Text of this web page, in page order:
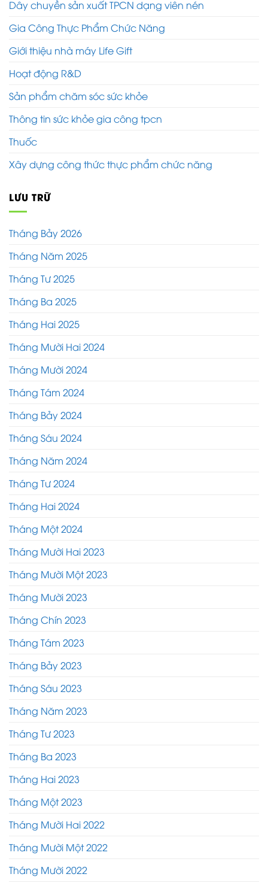
Dây chuyền sản xuất TPCN dạng viên nén
Gia Công Thực Phẩm Chức Năng
Giới thiệu nhà máy Life Gift
Hoạt động R&D
Sản phẩm chăm sóc sức khỏe
Thông tin sức khỏe gia công tpcn
Thuốc
Xây dựng công thức thực phẩm chức năng
LƯU TRỮ
Tháng Bảy 2026
Tháng Năm 2025
Tháng Tư 2025
Tháng Ba 2025
Tháng Hai 2025
Tháng Mười Hai 2024
Tháng Mười 2024
Tháng Tám 2024
Tháng Bảy 2024
Tháng Sáu 2024
Tháng Năm 2024
Tháng Tư 2024
Tháng Hai 2024
Tháng Một 2024
Tháng Mười Hai 2023
Tháng Mười Một 2023
Tháng Mười 2023
Tháng Chín 2023
Tháng Tám 2023
Tháng Bảy 2023
Tháng Sáu 2023
Tháng Năm 2023
Tháng Tư 2023
Tháng Ba 2023
Tháng Hai 2023
Tháng Một 2023
Tháng Mười Hai 2022
Tháng Mười Một 2022
Tháng Mười 2022